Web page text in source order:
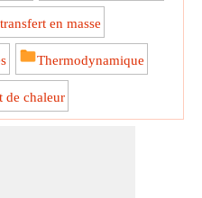
en masse
Thermodynamique
de chaleur